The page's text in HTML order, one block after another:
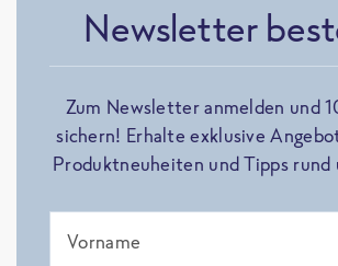
Newsletter
Zum Newsletter anmelden und
sichern! Erhalte exklusive
Produktneuheiten und Tipps rund
Vorname